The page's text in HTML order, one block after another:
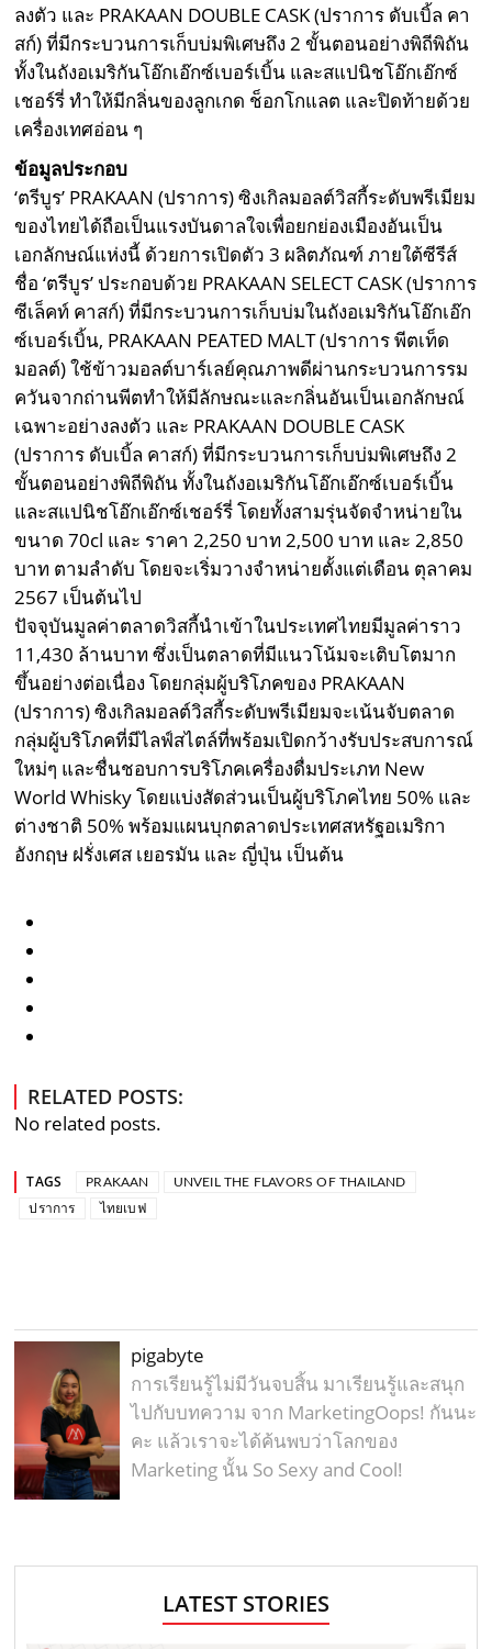
ลงตัว และ PRAKAAN DOUBLE CASK (ปราการ ดับเบิ้ล คา
สก์) ที่มีกระบวนการเก็บบ่มพิเศษถึง 2 ขั้นตอนอย่างพิถีพิถัน
ทั้งในถังอเมริกันโอ๊กเอ๊กซ์เบอร์เบิ้น และสแปนิชโอ๊กเอ๊กซ์
เชอร์รี่ ทำให้มีกลิ่นของลูกเกด ช็อกโกแลต และปิดท้ายด้วย
เครื่องเทศอ่อน ๆ
ข้อมูลประกอบ
‘ตรีบูร’ PRAKAAN (ปราการ) ซิงเกิลมอลต์วิสกี้ระดับพรีเมียม
ของไทยได้ถือเป็นแรงบันดาลใจเพื่อยกย่องเมืองอันเป็น
เอกลักษณ์แห่งนี้ ด้วยการเปิดตัว 3 ผลิตภัณฑ์ ภายใต้ซีรีส์
ชื่อ ‘ตรีบูร’ ประกอบด้วย PRAKAAN SELECT CASK (ปราการ
ซีเล็คท์ คาสก์) ที่มีกระบวนการเก็บบ่มในถังอเมริกันโอ๊กเอ๊ก
ซ์เบอร์เบิ้น, PRAKAAN PEATED MALT (ปราการ พีตเท็ด
มอลต์) ใช้ข้าวมอลต์บาร์เลย์คุณภาพดีผ่านกระบวนการรม
ควันจากถ่านพีตทำให้มีลักษณะและกลิ่นอันเป็นเอกลักษณ์
เฉพาะอย่างลงตัว และ PRAKAAN DOUBLE CASK
(ปราการ ดับเบิ้ล คาสก์) ที่มีกระบวนการเก็บบ่มพิเศษถึง 2
ขั้นตอนอย่างพิถีพิถัน ทั้งในถังอเมริกันโอ๊กเอ๊กซ์เบอร์เบิ้น
และสแปนิชโอ๊กเอ๊กซ์เชอร์รี่ โดยทั้งสามรุ่นจัดจำหน่ายใน
ขนาด 70cl และ ราคา 2,250 บาท 2,500 บาท และ 2,850
บาท ตามลำดับ โดยจะเริ่มวางจำหน่ายตั้งแต่เดือน ตุลาคม
2567 เป็นต้นไป
ปัจจุบันมูลค่าตลาดวิสกี้นำเข้าในประเทศไทยมีมูลค่าราว
11,430 ล้านบาท ซึ่งเป็นตลาดที่มีแนวโน้มจะเติบโตมาก
ขึ้นอย่างต่อเนื่อง โดยกลุ่มผู้บริโภคของ PRAKAAN
(ปราการ) ซิงเกิลมอลต์วิสกี้ระดับพรีเมียมจะเน้นจับตลาด
กลุ่มผู้บริโภคที่มีไลฟ์สไตล์ที่พร้อมเปิดกว้างรับประสบการณ์
ใหม่ๆ และชื่นชอบการบริโภคเครื่องดื่มประเภท New
World Whisky โดยแบ่งสัดส่วนเป็นผู้บริโภคไทย 50% และ
ต่างชาติ 50% พร้อมแผนบุกตลาดประเทศสหรัฐอเมริกา
อังกฤษ ฝรั่งเศส เยอรมัน และ ญี่ปุ่น เป็นต้น
RELATED POSTS:
No related posts.
TAGS PRAKAAN
UNVEIL THE FLAVORS OF THAILAND
ปราการ
ไทยเบฟ
pigabyte
การเรียนรู้ไม่มีวันจบสิ้น มาเรียนรู้และสนุก
ไปกับบทความ จาก MarketingOops! กันนะ
คะ แล้วเราจะได้ค้นพบว่าโลกของ
Marketing นั้น So Sexy and Cool!
LATEST STORIES